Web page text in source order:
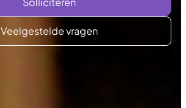
Veelgestelde vragen